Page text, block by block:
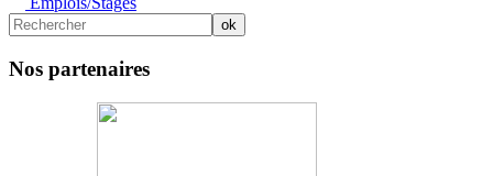
Nos partenaires